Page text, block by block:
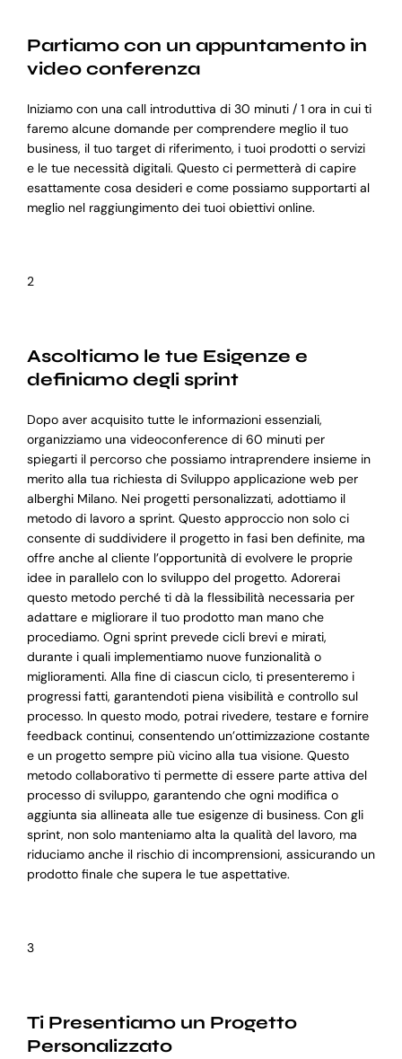
Partiamo con un appuntamento in
video conferenza
Iniziamo con una call introduttiva di 30 minuti / 1 ora in cui ti
faremo alcune domande per comprendere meglio il tuo
business, il tuo target di riferimento, i tuoi prodotti o servizi
e le tue necessità digitali. Questo ci permetterà di capire
esattamente cosa desideri e come possiamo supportarti al
meglio nel raggiungimento dei tuoi obiettivi online.
2
Ascoltiamo le tue Esigenze e
definiamo degli sprint
Dopo aver acquisito tutte le informazioni essenziali,
organizziamo una videoconference di 60 minuti per
spiegarti il percorso che possiamo intraprendere insieme in
merito alla tua richiesta di Sviluppo applicazione web per
alberghi Milano. Nei progetti personalizzati, adottiamo il
metodo di lavoro a sprint. Questo approccio non solo ci
consente di suddividere il progetto in fasi ben definite, ma
offre anche al cliente l’opportunità di evolvere le proprie
idee in parallelo con lo sviluppo del progetto. Adorerai
questo metodo perché ti dà la flessibilità necessaria per
adattare e migliorare il tuo prodotto man mano che
procediamo. Ogni sprint prevede cicli brevi e mirati,
durante i quali implementiamo nuove funzionalità o
miglioramenti. Alla fine di ciascun ciclo, ti presenteremo i
progressi fatti, garantendoti piena visibilità e controllo sul
processo. In questo modo, potrai rivedere, testare e fornire
feedback continui, consentendo un’ottimizzazione costante
e un progetto sempre più vicino alla tua visione. Questo
metodo collaborativo ti permette di essere parte attiva del
processo di sviluppo, garantendo che ogni modifica o
aggiunta sia allineata alle tue esigenze di business. Con gli
sprint, non solo manteniamo alta la qualità del lavoro, ma
riduciamo anche il rischio di incomprensioni, assicurando un
prodotto finale che supera le tue aspettative.
3
Ti Presentiamo un Progetto
Personalizzato